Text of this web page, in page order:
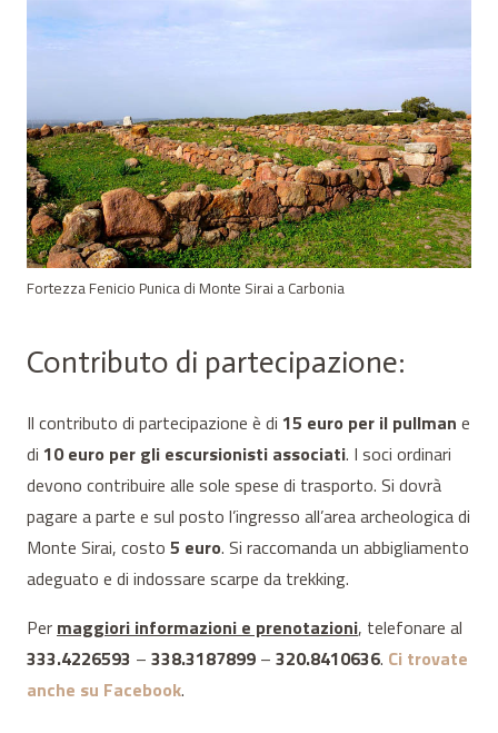
Fortezza Fenicio Punica di Monte Sirai a Carbonia
Contributo di partecipazione:
Il contributo di partecipazione è di 15 euro per il pullman e
di 10 euro per gli escursionisti associati. I soci ordinari
devono contribuire alle sole spese di trasporto. Si dovrà
pagare a parte e sul posto l’ingresso all’area archeologica di
Monte Sirai, costo 5 euro. Si raccomanda un abbigliamento
adeguato e di indossare scarpe da trekking.
Per maggiori informazioni e prenotazioni, telefonare al
333.4226593 – 338.3187899 – 320.8410636. Ci trovate
anche su Facebook.